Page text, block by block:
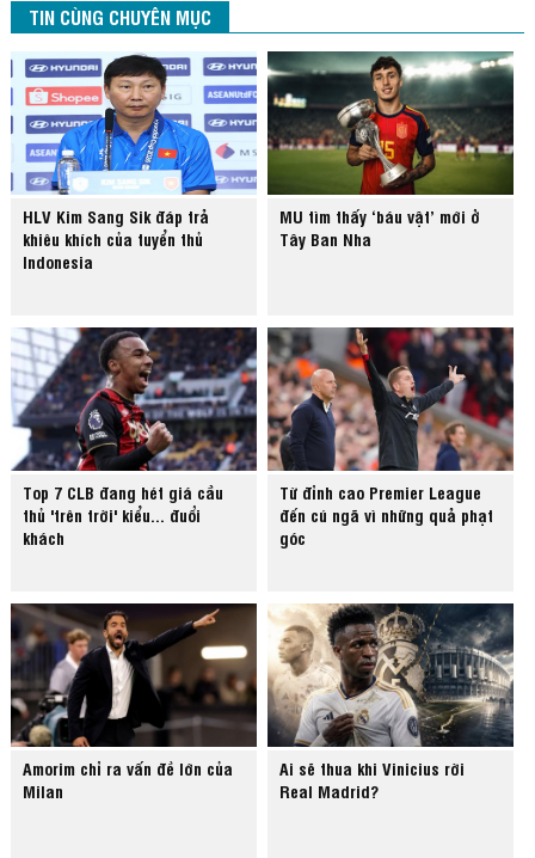
TIN CÙNG CHUYÊN MỤC
HLV Kim Sang Sik đáp trả
khiêu khích của tuyển thủ
Indonesia
MU tìm thấy ‘báu vật’ mới ở
Tây Ban Nha
Top 7 CLB đang hét giá cầu
thủ 'trên trời' kiểu... đuổi
khách
Từ đỉnh cao Premier League
đến cú ngã vì những quả phạt
góc
Amorim chỉ ra vấn đề lớn của
Milan
Ai sẽ thua khi Vinicius rời
Real Madrid?